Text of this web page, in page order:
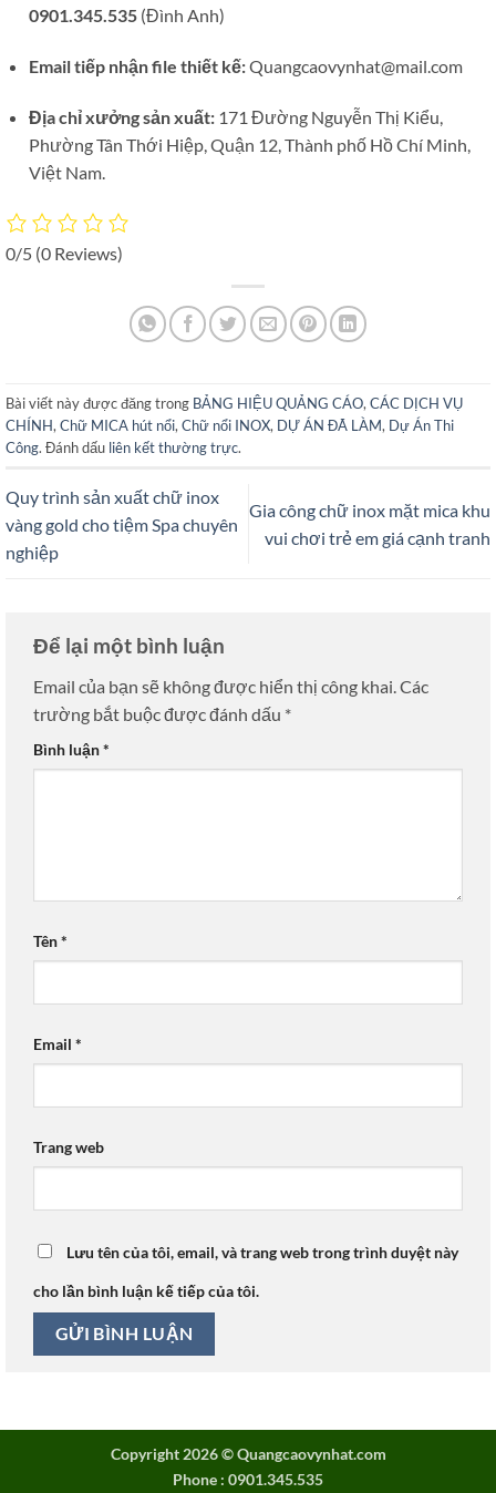
0901.345.535(Đình Anh)
Email tiếp nhận file thiết kế:Quangcaovynhat@mail.com
Địa chỉ xưởng sản xuất:171 Đường Nguyễn Thị Kiểu,
Phường Tân Thới Hiệp, Quận 12, Thành phố Hồ Chí Minh,
Việt Nam.
0/5 (0 Reviews)
Bài viết này được đăng trong BẢNG HIỆU QUẢNG CÁO, CÁC DỊCH VỤ
CHÍNH, Chữ MICA hút nổi, Chữ nổi INOX, DỰ ÁN ĐÃ LÀM, Dự Án Thi
Công. Đánh dấu liên kết thường trực.
Quy trình sản xuất chữ inox
vàng gold cho tiệm Spa chuyên
nghiệp
Gia công chữ inox mặt mica khu
vui chơi trẻ em giá cạnh tranh
Để lại một bình luận
Email của bạn sẽ không được hiển thị công khai.Các
trường bắt buộc được đánh dấu *
Bình luận*
Tên*
Email *
Trang web
Lưu tên của tôi, email, và trang web trong trình duyệt này
cho lần bình luận kế tiếp của tôi.
Copyright 2026 ©Quangcaovynhat.com
Phone : 0901.345.535